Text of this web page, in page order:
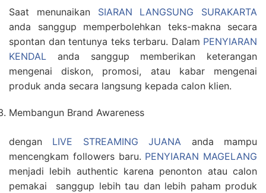
Saat menunaikan SIARAN LANGSUNG SURAKARTA
anda sanggup memperbolehkan teks-makna secara
spontan dan tentunya teks terbaru. Dalam PENYIARAN
KENDAL anda sanggup memberikan keterangan
mengenai diskon, promosi, atau kabar mengenai
produk anda secara langsung kepada calon klien.
Membangun Brand Awareness
dengan LIVE STREAMING JUANA anda mampu
mencengkam followers baru. PENYIARAN MAGELANG
menjadi lebih authentic karena penonton atau calon
pemakai sanggup lebih tau dan lebih paham produk